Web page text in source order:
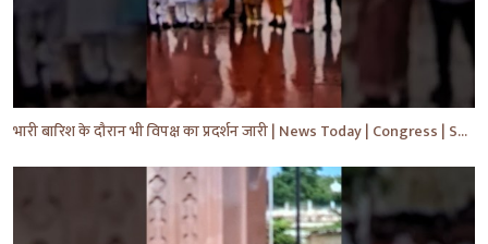
भारी बारिश के दौरान भी विपक्ष का प्रदर्शन जारी | News Today | Congress | Samajwadi | #shorts #yt